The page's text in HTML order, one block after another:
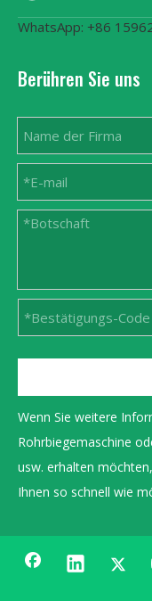
WhatsApp: +86
Berühren Sie uns
Wenn Sie weitere
Rohrbiegemaschine
usw. erhalten
Ihnen so schnell wie